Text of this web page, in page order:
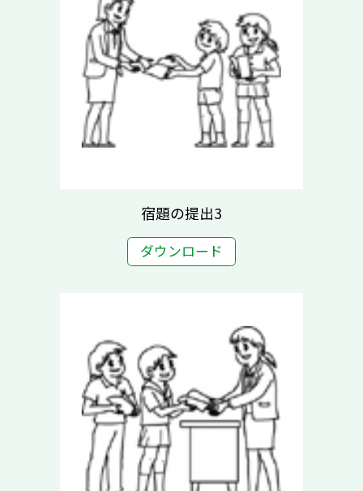
宿題の提出3
ダウンロード